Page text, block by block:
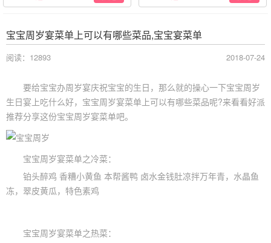
宝宝周岁宴菜单上可以有哪些菜品,宝宝宴菜单
阅读：12893 2018-07-24
要给宝宝办周岁宴庆祝宝宝的生日，那么就的操心一下宝宝周岁
生日宴 上吃什么好， 宝宝周岁宴菜单上可以有哪些菜品呢?来看看好派
推荐分享这份宝宝周岁宴菜单吧。
宝宝周岁宴菜单之冷菜：
铂头醉鸡 香糟小黄鱼 本帮酱鸭 卤水金钱肚凉拌万年青，水晶鱼
冻，翠皮黄瓜，特色素鸡
宝宝周岁宴菜单之热菜：